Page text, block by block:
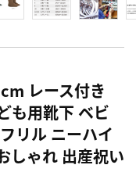
レース付き
も用靴下 ベビ
リル ニーハイ
しゃれ 出産祝い